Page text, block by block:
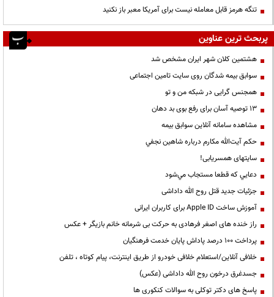
تنگه هرمز قابل معامله نیست برای آمریکا معبر باز نکنید
پربحث ترین عناوین
هشتمین کلان شهر ایران مشخص شد
سوابق بیمه شدگان روی سایت تامین اجتماعی
همجنس گرایی در شبکه من و تو
13 توصیه آسان برای رفع بوی بد دهان
مشاهده سامانه آنلاين سوابق بیمه
حكم آيت‌الله مكارم درباره شاهين نجفي
سایتهای همسریابی!
دعايي كه قطعا مستجاب مي‌شود
جزئیات جدید قتل روح الله داداشی
آموزش ساخت Apple ID برای کاربران ایرانی
راز خنده های اصغر فرهادی به حرکت بی شرمانه خانم بازیگر + عکس
پرداخت ۱۰۰ درصد پاداش پایان خدمت فرهنگیان
خلافی آنلاین/استعلام خلافی خودرو از طریق اینترنت، پیام کوتاه ، تلفن
جسدغرق درخون روح الله داداشی (عکس)
پاسخ های دکتر توکلی به سوالات کنکوری ها